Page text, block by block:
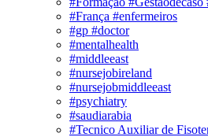
#França #enfermeiros
#gp #doctor
#mentalhealth
#middleeast
#nursejobireland
#nursejobmiddleeast
#psychiatry
#saudiarabia
#Tecnico Auxiliar de